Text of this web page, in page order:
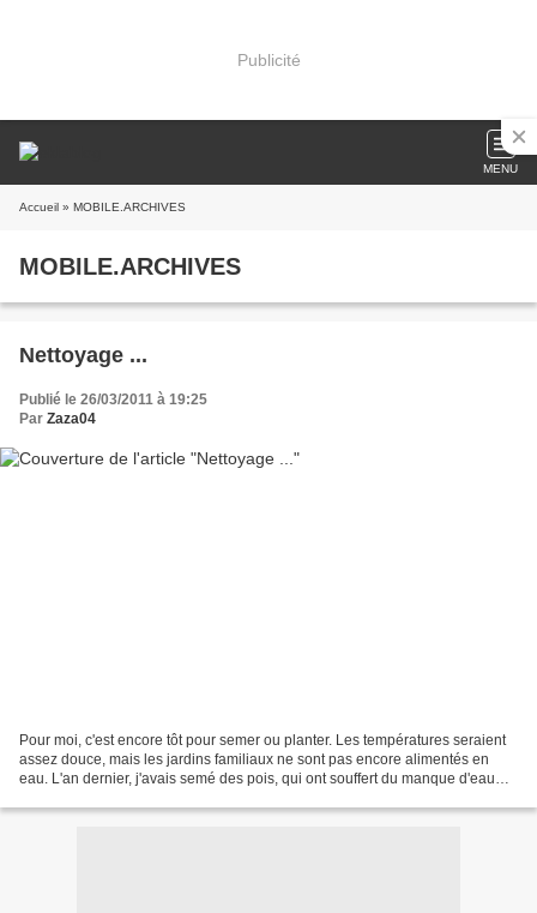
Publicité
MENU
Accueil » MOBILE.ARCHIVES
MOBILE.ARCHIVES
Nettoyage ...
Publié le 26/03/2011 à 19:25
Par Zaza04
Pour moi, c'est encore tôt pour semer ou planter. Les températures seraient
assez douce, mais les jardins familiaux ne sont pas encore alimentés en
eau. L'an dernier, j'avais semé des pois, qui ont souffert du manque d'eau